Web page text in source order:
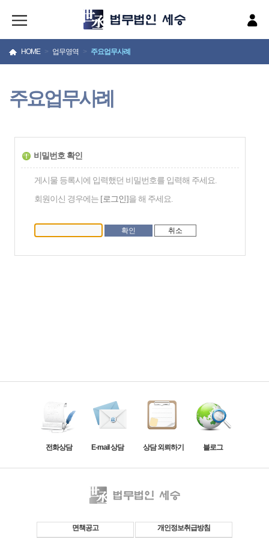
HOME > 업무영역 > 주요업무사례
주요업무사례
비밀번호 확인
게시물 등록시에 입력했던 비밀번호를 입력해 주세요.
회원이신 경우에는 [로그인]을 해 주세요.
전화상담 E-mail 상담 상담 외뢰하기 블로그
면책공고 개인정보취급방침